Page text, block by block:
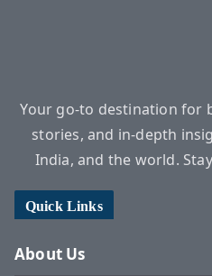
Your go-to destination for
stories, and in-depth
India, and the world.
Quick Links
About Us